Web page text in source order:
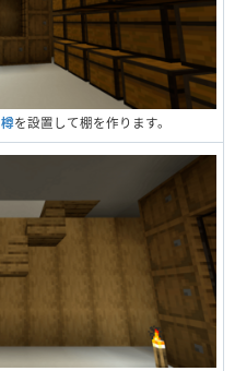
樽を設置して棚を作ります。